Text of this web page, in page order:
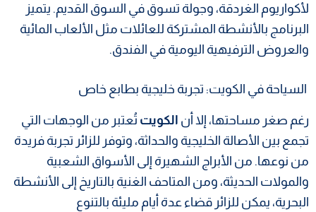
لأكواريوم الغردقة، وجولة تسوق في السوق القديم. يتميز
البرنامج بالأنشطة المشتركة للعائلات مثل الألعاب المائية
والعروض الترفيهية اليومية في الفندق.
السياحة في الكويت: تجربة خليجية بطابع خاص
رغم صغر مساحتها، إلا أن الكويت تُعتبر من الوجهات التي
تجمع بين الأصالة الخليجية والحداثة، وتوفر للزائر تجربة فريدة
من نوعها. من الأبراج الشهيرة إلى الأسواق الشعبية
والمولات الحديثة، ومن المتاحف الغنية بالتاريخ إلى الأنشطة
البحرية، يمكن للزائر قضاء عدة أيام مليئة بالتنوع